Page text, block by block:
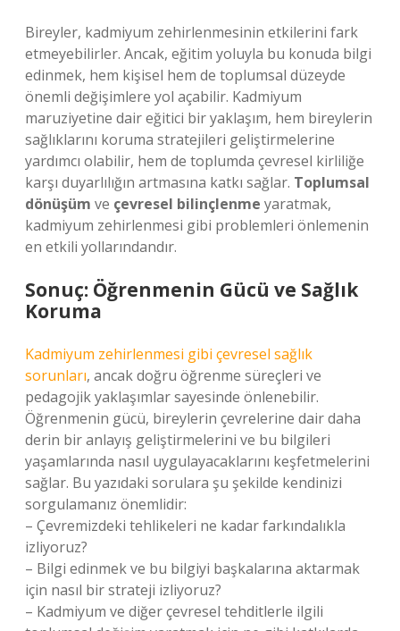
Bireyler, kadmiyum zehirlenmesinin etkilerini fark
etmeyebilirler. Ancak, eğitim yoluyla bu konuda bilgi
edinmek, hem kişisel hem de toplumsal düzeyde
önemli değişimlere yol açabilir. Kadmiyum
maruziyetine dair eğitici bir yaklaşım, hem bireylerin
sağlıklarını koruma stratejileri geliştirmelerine
yardımcı olabilir, hem de toplumda çevresel kirliliğe
karşı duyarlılığın artmasına katkı sağlar. Toplumsal
dönüşüm ve çevresel bilinçlenme yaratmak,
kadmiyum zehirlenmesi gibi problemleri önlemenin
en etkili yollarındandır.
Sonuç: Öğrenmenin Gücü ve Sağlık
Koruma
Kadmiyum zehirlenmesi gibi çevresel sağlık
sorunları, ancak doğru öğrenme süreçleri ve
pedagojik yaklaşımlar sayesinde önlenebilir.
Öğrenmenin gücü, bireylerin çevrelerine dair daha
derin bir anlayış geliştirmelerini ve bu bilgileri
yaşamlarında nasıl uygulayacaklarını keşfetmelerini
sağlar. Bu yazıdaki sorulara şu şekilde kendinizi
sorgulamanız önemlidir:
– Çevremizdeki tehlikeleri ne kadar farkındalıkla
izliyoruz?
– Bilgi edinmek ve bu bilgiyi başkalarına aktarmak
için nasıl bir strateji izliyoruz?
– Kadmiyum ve diğer çevresel tehditlerle ilgili